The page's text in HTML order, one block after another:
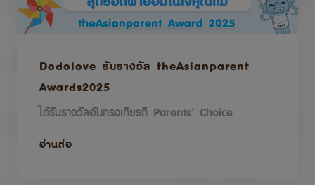
Dodolove รับรางวัล theAsianparent
Awards2025
ได้รับรางวัลอันทรงเกียรติ Parents’ Choice
อ่านต่อ